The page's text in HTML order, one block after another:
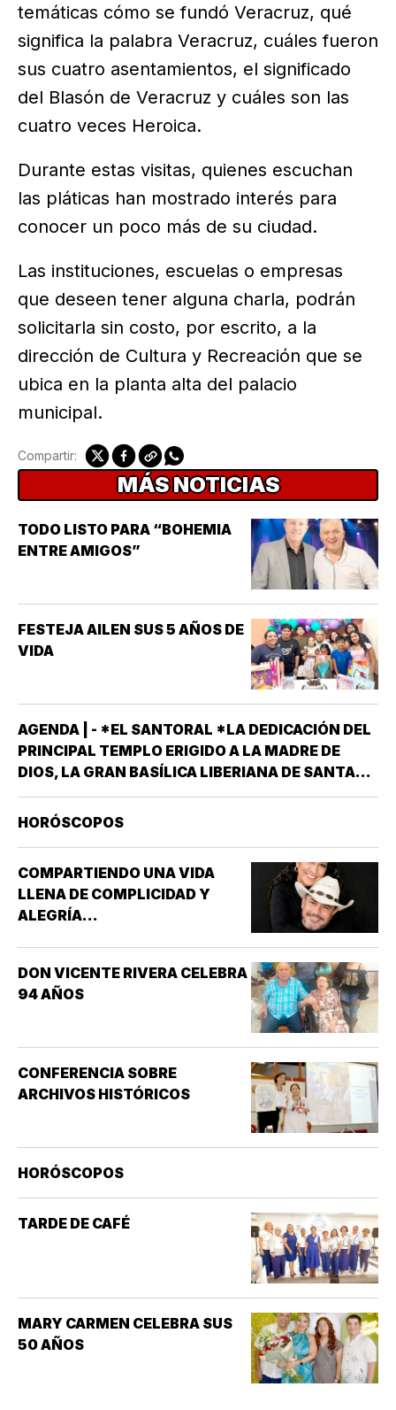
temáticas cómo se fundó Veracruz, qué
significa la palabra Veracruz, cuáles fueron
sus cuatro asentamientos, el significado
del Blasón de Veracruz y cuáles son las
cuatro veces Heroica.
Durante estas visitas, quienes escuchan
las pláticas han mostrado interés para
conocer un poco más de su ciudad.
Las instituciones, escuelas o empresas
que deseen tener alguna charla, podrán
solicitarla sin costo, por escrito, a la
dirección de Cultura y Recreación que se
ubica en la planta alta del palacio
municipal.
Compartir:
MÁS NOTICIAS
TODO LISTO PARA “BOHEMIA
ENTRE AMIGOS”
FESTEJA AILEN SUS 5 AÑOS DE
VIDA
AGENDA | - *EL SANTORAL *LA DEDICACIÓN DEL
PRINCIPAL TEMPLO ERIGIDO A LA MADRE DE
DIOS, LA GRAN BASÍLICA LIBERIANA DE SANTA
MARÍA LA MAYOR EN ROMA. NUESTRA SEÑORA
DE LAS NIEVES *SANTOS EMIGDIO OBISPO Y
HORÓSCOPOS
COMPARTIENDO UNA VIDA
LLENA DE COMPLICIDAD Y
ALEGRÍA...
DON VICENTE RIVERA CELEBRA
94 AÑOS
CONFERENCIA SOBRE
ARCHIVOS HISTÓRICOS
HORÓSCOPOS
TARDE DE CAFÉ
MARY CARMEN CELEBRA SUS
50 AÑOS